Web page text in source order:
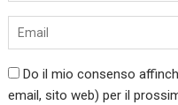
Do il mio consenso
email, sito web) per il